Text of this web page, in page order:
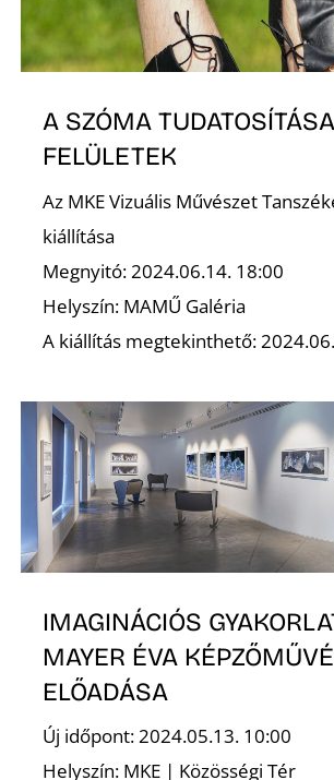
A SZÓMA
FELÜLETEK
Az MKE Vizuális Művészet
kiállítása
Megnyitó: 2024.06.14. 18:00
Helyszín: MAMŰ Galéria
A kiállítás megtekinthető:
IMAGINÁCIÓS
MAYER ÉVA
ELŐADÁSA
Új időpont: 2024.05.13. 10:00
Helyszín: MKE | Közösségi Tér